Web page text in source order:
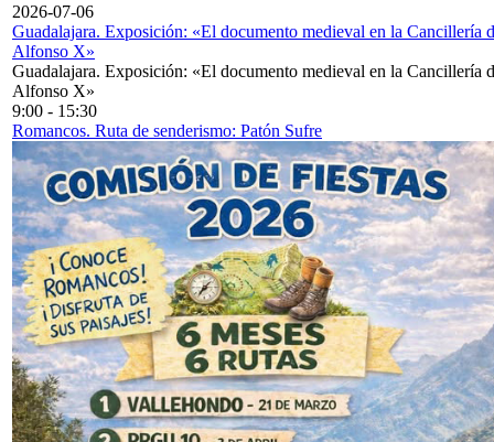
2026-07-06
Guadalajara. Exposición: «El documento medieval en la Cancillería
Alfonso X»
Guadalajara. Exposición: «El documento medieval en la Cancillería
Alfonso X»
9:00 - 15:30
Romancos. Ruta de senderismo: Patón Sufre